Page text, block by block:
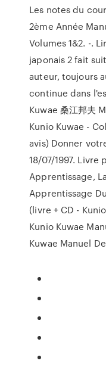
Les notes du
2ème Année
Volumes 1&2. -.
japonais 2 fait
auteur, toujours
continue dans
Kuwae 桑江邦夫
Kunio Kuwae -
avis) Donner
18/07/1997. Livre
Apprentissage,
Apprentissage
(livre + CD -
Kunio Kuwae
Kuwae Manuel